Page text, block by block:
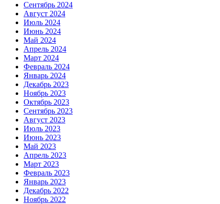
Сентябрь 2024
Август 2024
Июль 2024
Июнь 2024
Май 2024
Апрель 2024
Март 2024
Февраль 2024
Январь 2024
Декабрь 2023
Ноябрь 2023
Октябрь 2023
Сентябрь 2023
Август 2023
Июль 2023
Июнь 2023
Май 2023
Апрель 2023
Март 2023
Февраль 2023
Январь 2023
Декабрь 2022
Ноябрь 2022